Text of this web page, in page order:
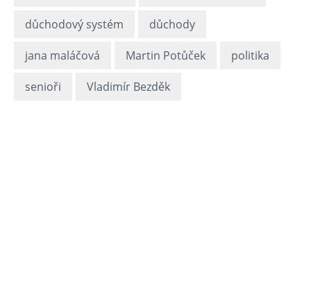
důchodový systém důchody
jana maláčová Martin Potůček politika
senioři Vladimír Bezděk